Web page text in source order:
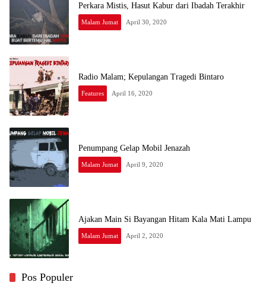
Perkara Mistis, Hasut Kabur dari Ibadah Terakhir
Malam Jumat April 30, 2020
Radio Malam; Kepulangan Tragedi Bintaro
Features April 16, 2020
Penumpang Gelap Mobil Jenazah
Malam Jumat April 9, 2020
Ajakan Main Si Bayangan Hitam Kala Mati Lampu
Malam Jumat April 2, 2020
Pos Populer